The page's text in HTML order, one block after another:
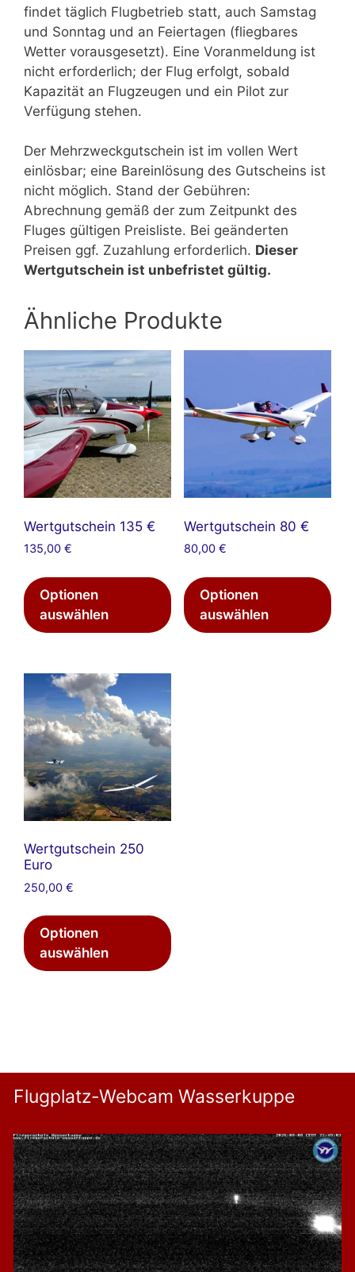
findet täglich Flugbetrieb statt, auch Samstag
und Sonntag und an Feiertagen (fliegbares
Wetter vorausgesetzt). Eine Voranmeldung ist
nicht erforderlich; der Flug erfolgt, sobald
Kapazität an Flugzeugen und ein Pilot zur
Verfügung stehen.
Der Mehrzweckgutschein ist im vollen Wert
einlösbar; eine Bareinlösung des Gutscheins ist
nicht möglich. Stand der Gebühren:
Abrechnung gemäß der zum Zeitpunkt des
Fluges gültigen Preisliste. Bei geänderten
Preisen ggf. Zuzahlung erforderlich. Dieser
Wertgutschein ist unbefristet gültig.
Ähnliche Produkte
Wertgutschein 135 €
135,00 €
Optionen
auswählen
Wertgutschein 80 €
80,00 €
Optionen
auswählen
Wertgutschein 250
Euro
250,00 €
Optionen
auswählen
Flugplatz-Webcam Wasserkuppe